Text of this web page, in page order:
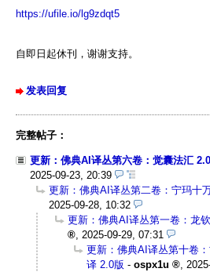
https://ufile.io/lg9zdqt5
自即日起休刊，谢谢支持。
发表回复
完整帖子：
更新：佛典AI译丛第六卷：觉囊法汇
2025-09-23, 20:39
更新：佛典AI译丛第二卷：宁玛十
2025-09-28, 10:32
更新：佛典AI译丛第一卷：龙
2025-09-29, 07:31
更新：佛典AI译丛第十卷
译 2.0版 - ospx1u